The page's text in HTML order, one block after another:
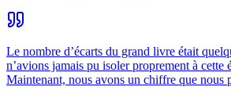
Le nombre d’écarts du grand livre était
n’avions jamais pu isoler proprement à cette
Maintenant, nous avons un chiffre que nous